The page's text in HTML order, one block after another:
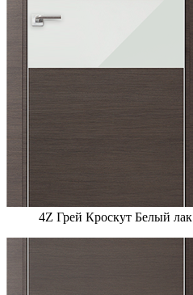
4Z Грей Кроскут Белый лак